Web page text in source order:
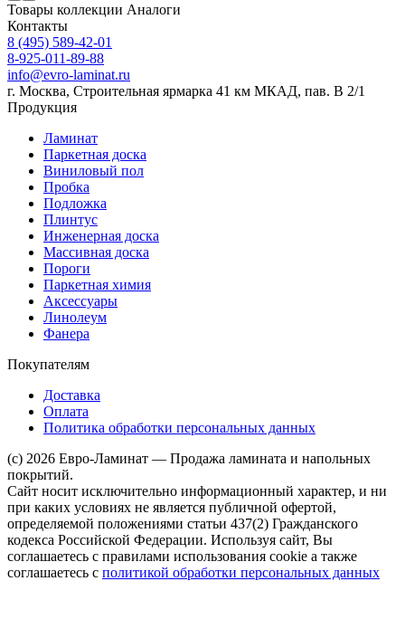
Товары коллекции Аналоги
Контакты
8 (495) 589-42-01
8-925-011-89-88
info@evro-laminat.ru
г. Москва, Строительная ярмарка 41 км МКАД, пав. В 2/1
Продукция
Ламинат
Паркетная доска
Виниловый пол
Пробка
Подложка
Плинтус
Инженерная доска
Массивная доска
Пороги
Паркетная химия
Аксессуары
Линолеум
Фанера
Покупателям
Доставка
Оплата
Политика обработки персональных данных
(c) 2026 Евро-Ламинат — Продажа ламината и напольных
покрытий.
Сайт носит исключительно информационный характер, и ни
при каких условиях не является публичной офертой,
определяемой положениями статьи 437(2) Гражданского
кодекса Российской Федерации. Используя сайт, Вы
соглашаетесь с правилами использования cookie а также
соглашаетесь с политикой обработки персональных данных